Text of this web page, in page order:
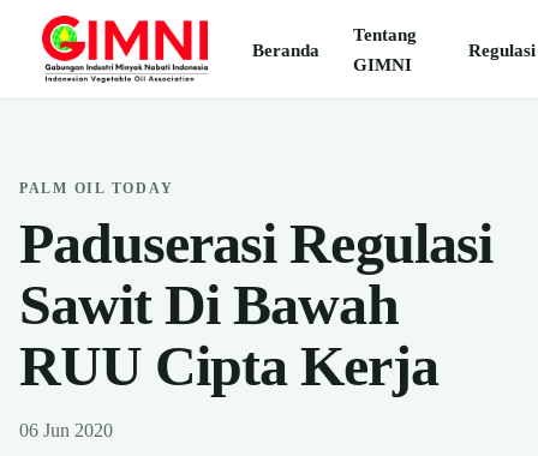
Beranda
Tentang
GIMNI
Regulasi
PALM OIL TODAY
Paduserasi Regulasi
Sawit Di Bawah
RUU Cipta Kerja
06 Jun 2020